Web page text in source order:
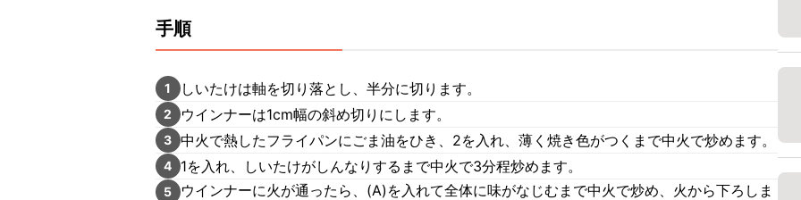
手順
1 しいたけは軸を切り落とし、半分に切ります。
2 ウインナーは1cm幅の斜め切りにします。
3 中火で熱したフライパンにごま油をひき、2を入れ、薄く焼き色がつくまで中火で炒めます。
4 1を入れ、しいたけがしんなりするまで中火で3分程炒めます。
5
ウインナーに火が通ったら、(A)を入れて全体に味がなじむまで中火で炒め、火から下ろしま